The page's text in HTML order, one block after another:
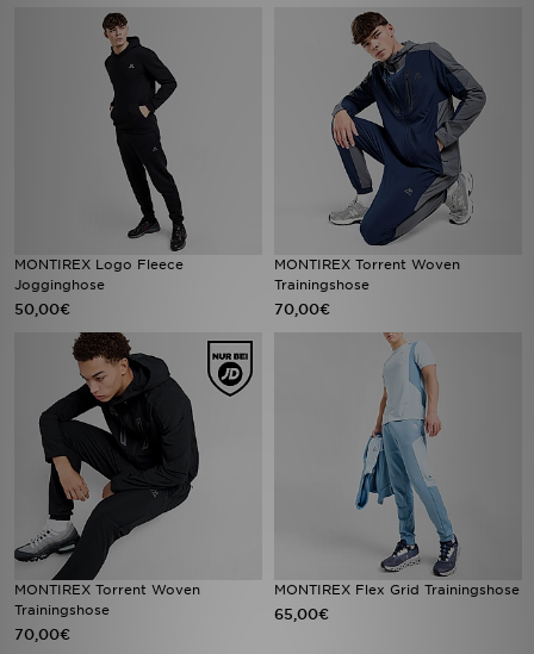
MONTIREX Logo Fleece
Jogginghose
50,00€
MONTIREX Torrent Woven
Trainingshose
70,00€
MONTIREX Torrent Woven
Trainingshose
70,00€
MONTIREX Flex Grid Trainingshose
65,00€
Bestellverfolgung
Hilfe & Kontakt
Trending Styles